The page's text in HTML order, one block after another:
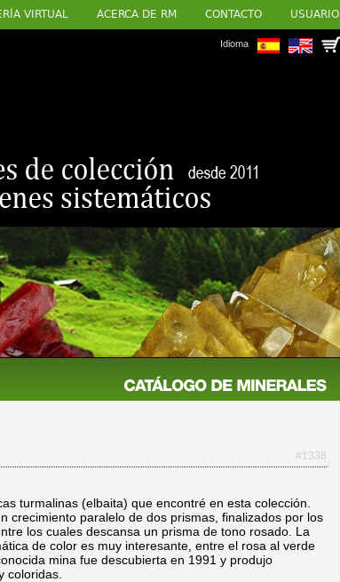
VIRTUAL ACERCA DE RM CONTACTO USUARIO
Idioma
#1338
turmalinas (elbaita) que encontré en esta colección.
crecimiento paralelo de dos prismas, finalizados por los
los cuales descansa un prisma de tono rosado. La
de color es muy interesante, entre el rosa al verde
mina fue descubierta en 1991 y produjo
coloridas.